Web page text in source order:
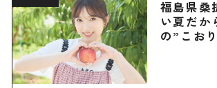
福島県桑
い夏だか
の”こお